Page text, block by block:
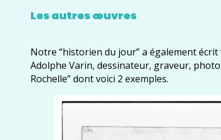
Les autres œuvres
Notre “historien du jour” a également écrit
Adolphe Varin, dessinateur, graveur,
Rochelle” dont voici 2 exemples.